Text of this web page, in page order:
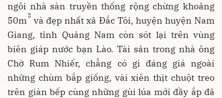
ngôi nhà sàn truyền thống rộng chừng khoảng
50m2 và đẹp nhất xã Đắc Tôi, huyện huyện Nam
Giang, tỉnh Quảng Nam còn sót lại trên vùng
biên giáp nước bạn Lào. Tài sản trong nhà ông
Chờ Rum Nhiếr, chẳng có gì đáng giá ngoài
những chùm bắp giống, vài xiên thịt chuột treo
trên giàn bếp cùng những gùi lúa mới đầy ắp đã